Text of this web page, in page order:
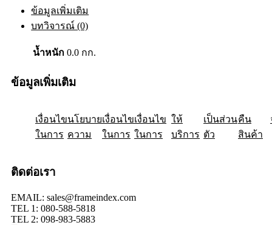
ข้อมูลเพิ่มเติม
บทวิจารณ์ (0)
น้ำหนัก 0.0 กก.
ข้อมูลเพิ่มเติม
เงื่อนไข
ในการ
ให้
บริการ
นโยบาย
ความ
เป็นส่วน
ตัว
เงื่อนไข
ในการ
คืน
สินค้า
เงื่อนไข
ในการ
ติดต่อเรา
EMAIL: sales@frameindex.com
TEL 1: 080-588-5818
TEL 2: 098-983-5883